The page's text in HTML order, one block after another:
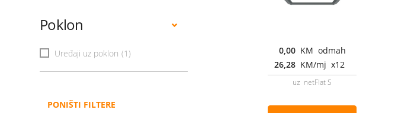
Poklon
Uređaji uz poklon (1)
PONIŠTI FILTERE
0,00 KM odmah
26,28 KM/mj x12
uz netFlat S